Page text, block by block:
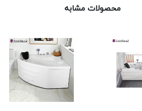
محصولات مشابه